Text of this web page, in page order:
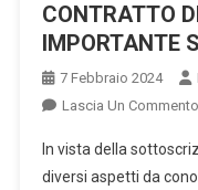
CONTRATTO
IMPORTANTE
7 Febbraio 2024
Lascia Un Commento
In vista della
diversi aspetti da